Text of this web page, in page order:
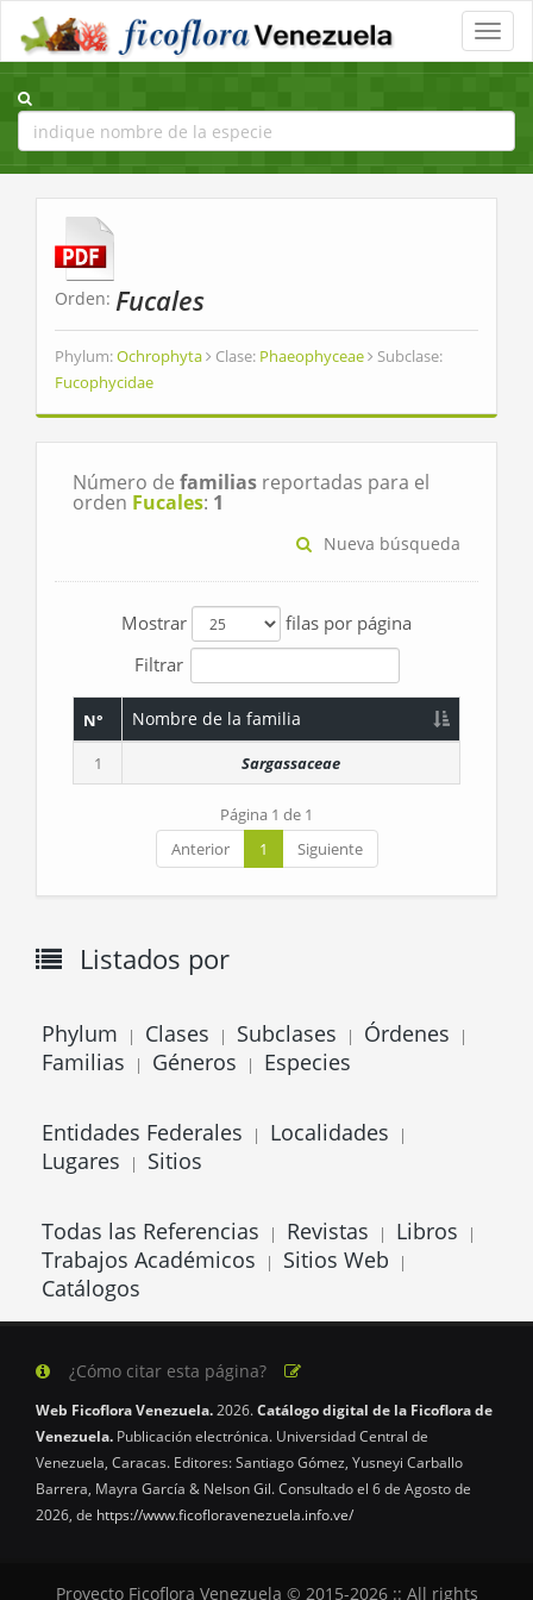
Toggle
Orden: Fucales
Phylum:Ochrophyta Clase: Phaeophyceae
Subclase:
Fucophycidae
Número de familias reportadas para el
orden Fucales: 1
Nueva búsqueda
Mostrar
filas por página
Filtrar
N° Nombre de la familia
1 Sargassaceae
Página 1 de 1
Anterior
1 Siguiente
Listados por
Phylum | Clases | Subclases | Órdenes |
Familias | Géneros | Especies
Entidades Federales | Localidades |
Lugares | Sitios
Todas las Referencias | Revistas | Libros |
Trabajos Académicos | Sitios Web |
Catálogos
¿Cómo citar esta página?
Web Ficoflora Venezuela.2026.Catálogo digital de la Ficoflora de
Venezuela. Publicación electrónica. Universidad Central de
Venezuela, Caracas. Editores: Santiago Gómez, Yusneyi Carballo
Barrera, Mayra García & Nelson Gil. Consultado el 6 de Agosto de
2026, de https://www.ficofloravenezuela.info.ve/
Proyecto Ficoflora Venezuela © 2015-2026 :: All rights